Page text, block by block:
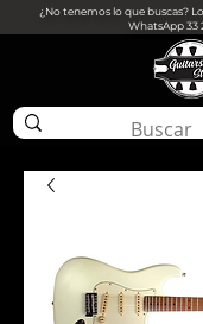
¿No tenemos lo que buscas?
WhatsApp33